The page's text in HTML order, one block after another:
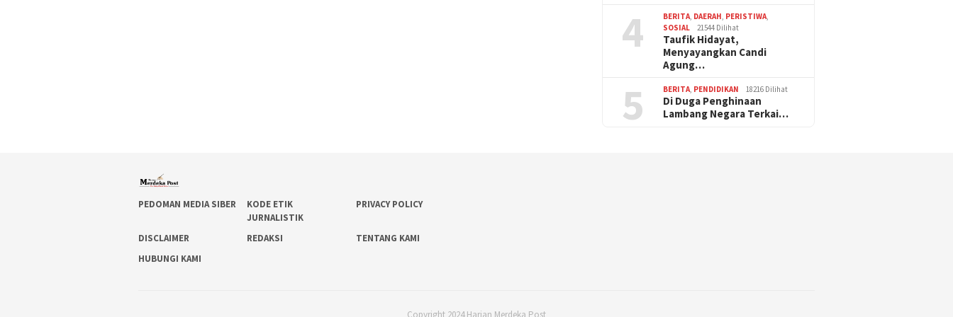
4 BERITA, DAERAH, PERISTIWA,
SOSIAL
21544 Dilihat
Taufik Hidayat,
Menyayangkan Candi
Agung…
5 BERITA, PENDIDIKAN 18216 Dilihat
Di Duga Penghinaan
Lambang Negara Terkai…
PEDOMAN MEDIA SIBER
KODE ETIK
JURNALISTIK
PRIVACY POLICY
DISCLAIMER REDAKSI
TENTANG KAMI
HUBUNGI KAMI